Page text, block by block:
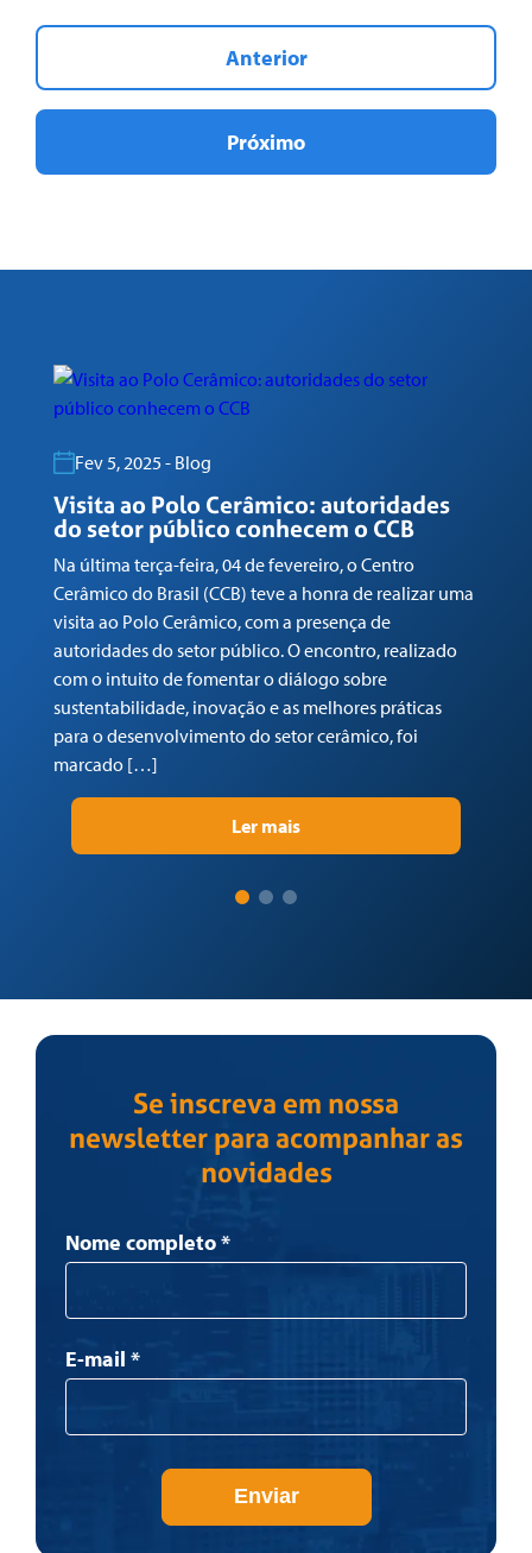
Anterior
Próximo
Fev 5, 2025 - Blog
Visita ao Polo Cerâmico: autoridades
do setor público conhecem o CCB
Na última terça-feira, 04 de fevereiro, o Centro
Cerâmico do Brasil (CCB) teve a honra de realizar uma
visita ao Polo Cerâmico, com a presença de
autoridades do setor público. O encontro, realizado
com o intuito de fomentar o diálogo sobre
sustentabilidade, inovação e as melhores práticas
para o desenvolvimento do setor cerâmico, foi
marcado […]
Ler mais
Se inscreva em nossa
newsletter para acompanhar as
novidades
Newsletter
Nome completo*
E-mail *
Enviar